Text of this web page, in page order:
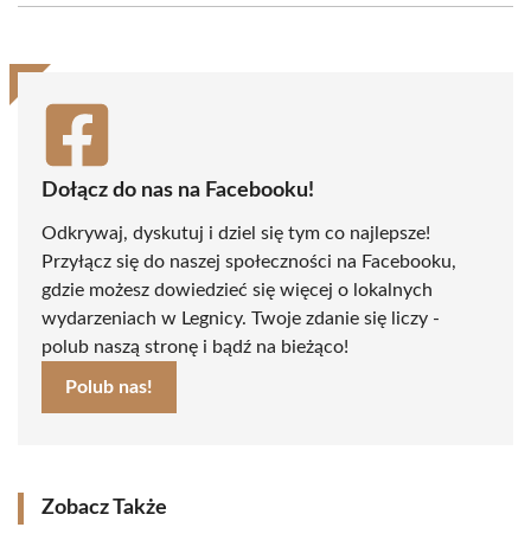
(Twitter)
Dołącz do nas na Facebooku!
Odkrywaj, dyskutuj i dziel się tym co najlepsze!
Przyłącz się do naszej społeczności na Facebooku,
gdzie możesz dowiedzieć się więcej o lokalnych
wydarzeniach w Legnicy. Twoje zdanie się liczy -
polub naszą stronę i bądź na bieżąco!
Polub nas!
Zobacz Także